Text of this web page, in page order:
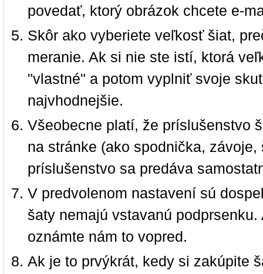
povedať, ktorý obrázok chcete e-
Skôr ako vyberiete veľkosť šiat,
meranie. Ak si nie ste istí, ktorá
"vlastné" a potom vyplniť svoje
najvhodnejšie.
Všeobecne platí, že príslušenstvo
na stránke (ako spodnička,
príslušenstvo sa predáva
V predvolenom nastavení sú
šaty nemajú vstavanú
oznámte nám to vopred.
Ak je to prvýkrát, kedy si zakúpite